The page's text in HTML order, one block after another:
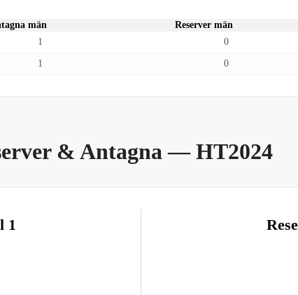
män Reserver män
1 0
1 0
& Antagna— HT2024
1